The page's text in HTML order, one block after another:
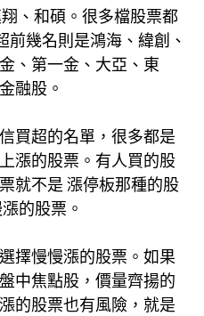
、和碩。很多檔股票都
前幾名則是鴻海、緯創、
、第一金、大亞、東
融股。
買超的名單，很多都是
漲的股票。有人買的股
就不是 漲停板那種的股
的股票。
擇慢慢漲的股票。如果
中焦點股，價量齊揚的
的股票也有風險，就是